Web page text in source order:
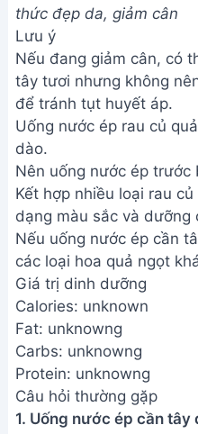
Uống nước ép rau củ
dào.
Nên uống nước ép trước
Kết hợp nhiều loại rau
dạng màu sắc và dưỡng
Nếu uống nước ép cần
các loại hoa quả ngọt
Giá trị dinh dưỡng
Calories: unknown
Fat: unknowng
Carbs: unknowng
Protein: unknowng
Câu hỏi thường gặp
1. Uống nước ép cần tây
cân không?
Nước ép cần tây dứa hỗ
lượng chất xơ cao, giúp
đẩy quá trình trao đổi
phần của quá trình giảm